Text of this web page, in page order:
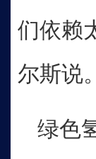
们依赖
尔斯说。
绿色